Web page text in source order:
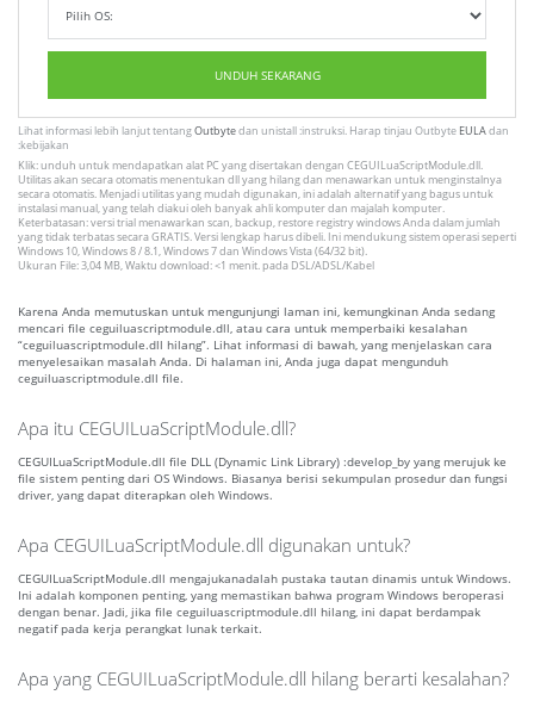
UNDUH SEKARANG
Lihat informasi lebih lanjut tentangOutbytedan unistall :instruksi. Harap tinjau Outbyte EULAdan
:kebijakan
Klik: unduh untuk mendapatkan alat PC yang disertakan dengan CEGUILuaScriptModule.dll.
Utilitas akan secara otomatis menentukan dll yang hilang dan menawarkan untuk menginstalnya
secara otomatis. Menjadi utilitas yang mudah digunakan, ini adalah alternatif yang bagus untuk
instalasi manual, yang telah diakui oleh banyak ahli komputer dan majalah komputer.
Keterbatasan: versi trial menawarkan scan, backup, restore registry windows Anda dalam jumlah
yang tidak terbatas secara GRATIS. Versi lengkap harus dibeli. Ini mendukung sistem operasi seperti
Windows 10, Windows 8 / 8.1, Windows 7 dan Windows Vista (64/32 bit).
Ukuran File: 3,04 MB, Waktu download: <1 menit. pada DSL/ADSL/Kabel
Karena Anda memutuskan untuk mengunjungi laman ini, kemungkinan Anda sedang
mencari file ceguiluascriptmodule.dll, atau cara untuk memperbaiki kesalahan
“ceguiluascriptmodule.dll hilang”. Lihat informasi di bawah, yang menjelaskan cara
menyelesaikan masalah Anda. Di halaman ini, Anda juga dapat mengunduh
ceguiluascriptmodule.dll file.
Apa itu CEGUILuaScriptModule.dll?
CEGUILuaScriptModule.dll file DLL (Dynamic Link Library) :develop_by yang merujuk ke
file sistem penting dari OS Windows. Biasanya berisi sekumpulan prosedur dan fungsi
driver, yang dapat diterapkan oleh Windows.
Apa CEGUILuaScriptModule.dll digunakan untuk?
CEGUILuaScriptModule.dll mengajukanadalah pustaka tautan dinamis untuk Windows.
Ini adalah komponen penting, yang memastikan bahwa program Windows beroperasi
dengan benar. Jadi, jika file ceguiluascriptmodule.dll hilang, ini dapat berdampak
negatif pada kerja perangkat lunak terkait.
Apa yang CEGUILuaScriptModule.dll hilang berarti kesalahan?